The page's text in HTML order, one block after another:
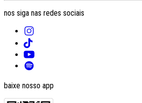
nos siga nas redes sociais
baixe nosso app